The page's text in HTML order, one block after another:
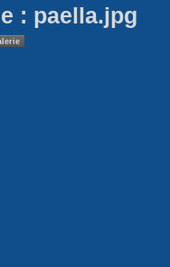
: paella.jpg